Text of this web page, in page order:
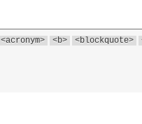
<acronym> <b> <blockquote>